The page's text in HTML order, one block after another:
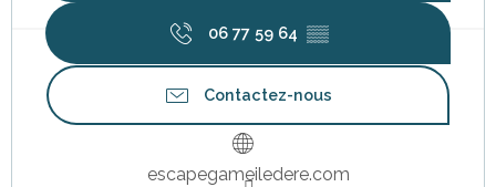
06 77 59 64 ▒▒
Contactez-nous
escapegameiledere.com